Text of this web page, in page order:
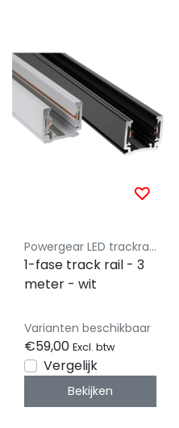
Powergear LED trackrail 1 fase
1-fase track rail - 3
meter - wit
Varianten beschikbaar
€59,00 Excl. btw
Vergelijk
Bekijken